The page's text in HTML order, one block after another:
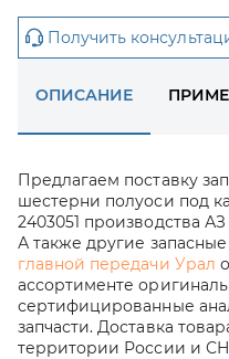
Получить
ОПИСАНИЕ
Предлагаем поставку
шестерни полуоси под
2403051 производства
А также другие запасные
главной передачи Урал
ассортименте
сертифицированные
запчасти. Доставка
территории России и